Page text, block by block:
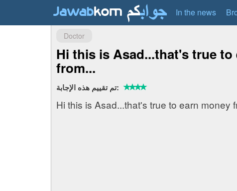
In the news
Doctor
Hi this is Asad...that's true to
from...
تم تقييم هذه الإجابة:
Hi this is Asad...that's true to earn money